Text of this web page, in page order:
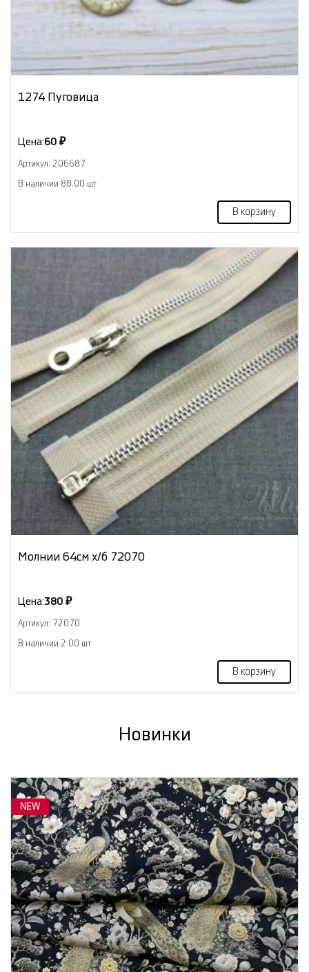
1274 Пуговица
Цена:60 ₽
Артикул: 206687
В наличии 88.00 шт
В корзину
Молнии 64см х/б 72070
Цена:380 ₽
Артикул: 72070
В наличии 2.00 шт
В корзину
Новинки
NEW